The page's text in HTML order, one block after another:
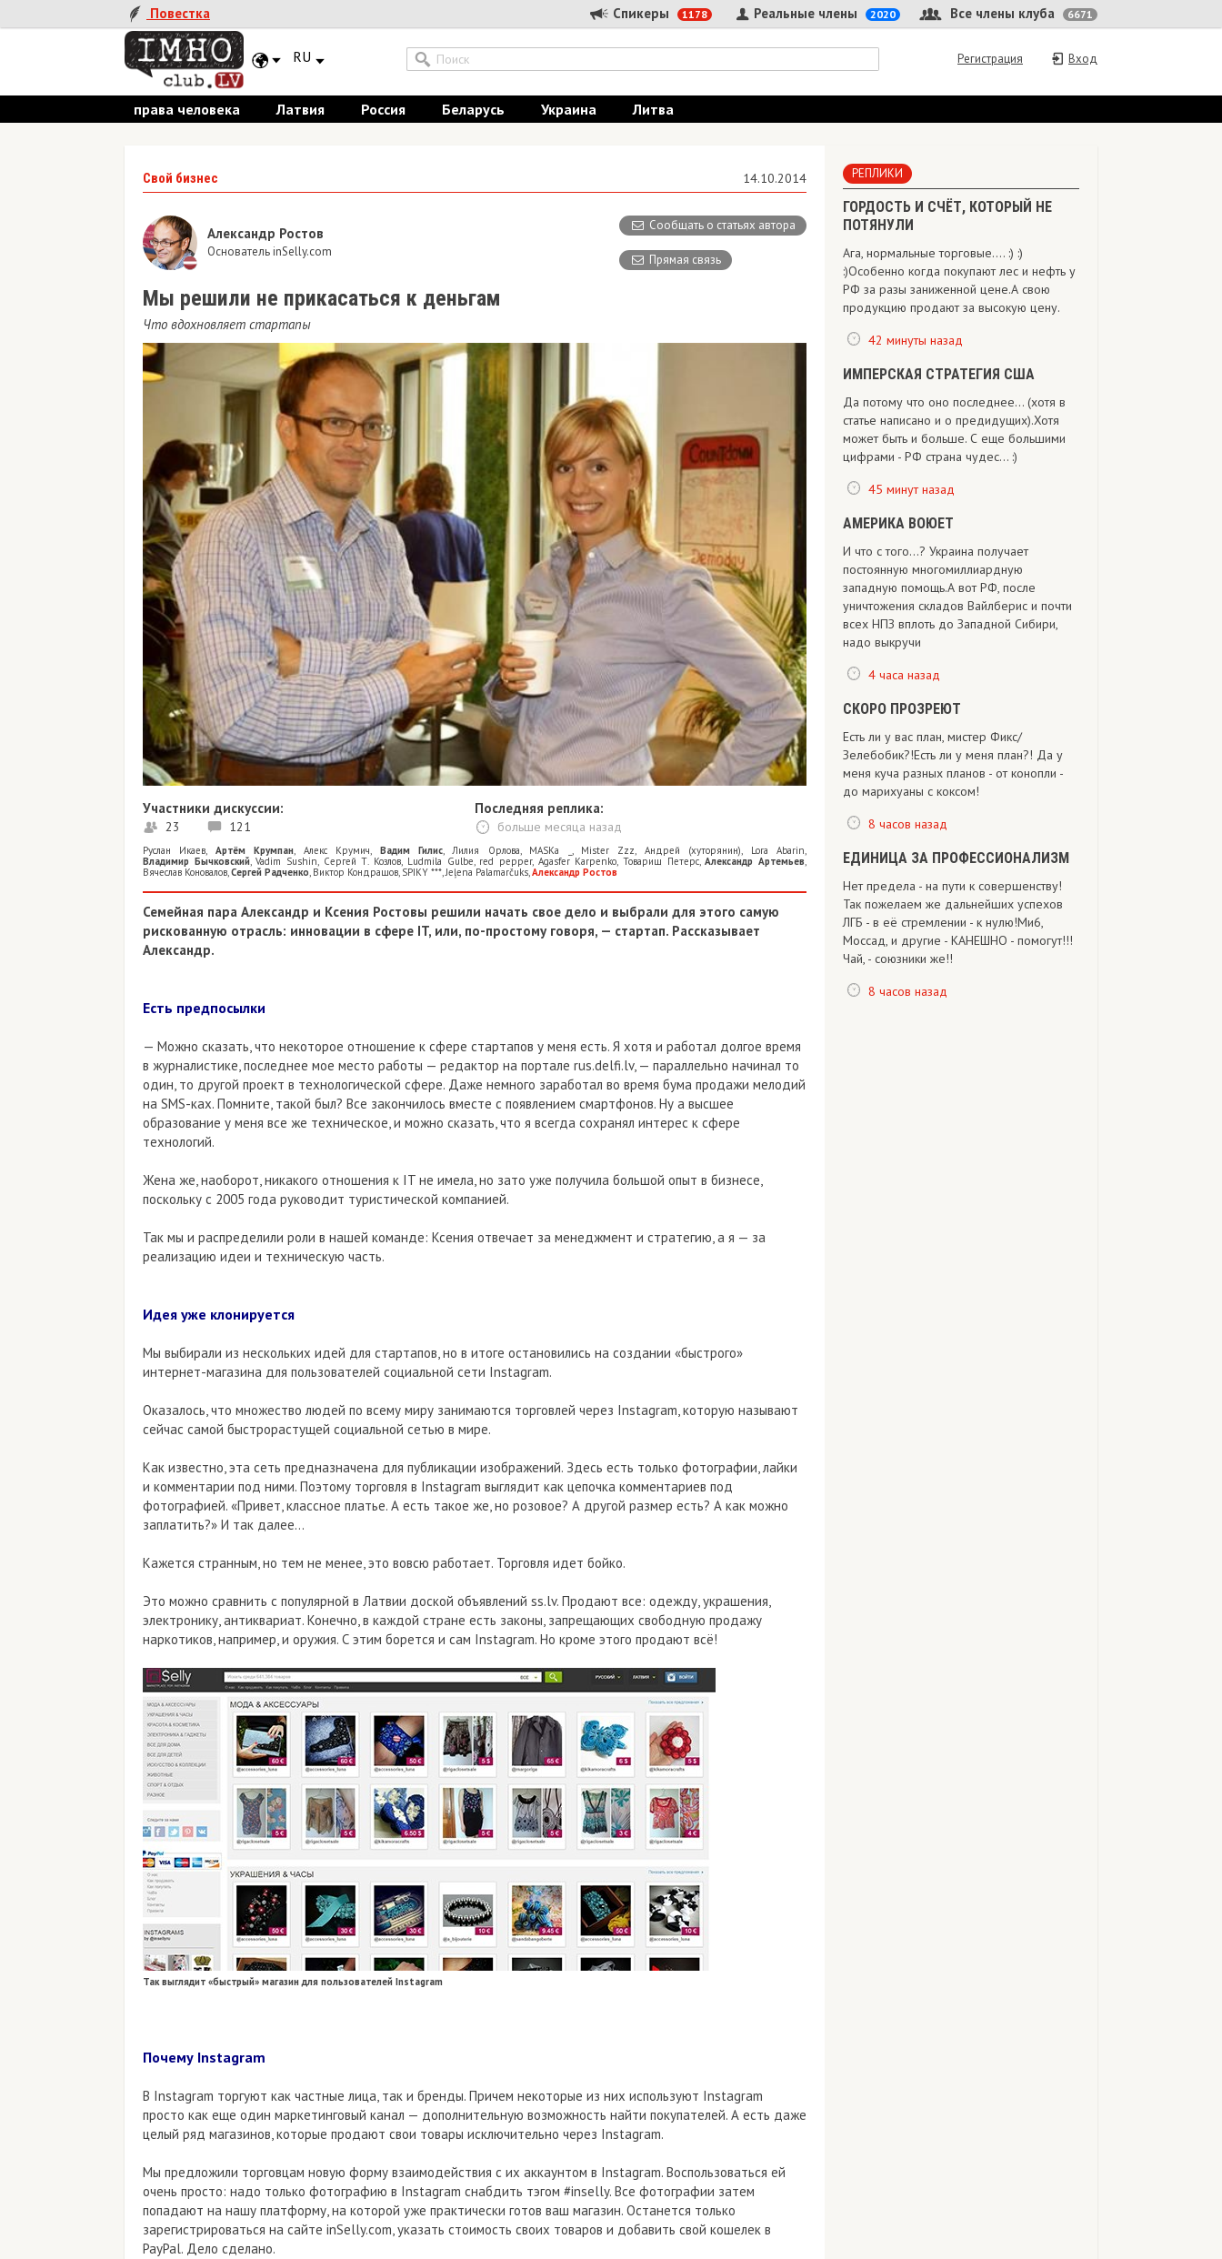
Повестка Спикеры 1178 Все члены клуба 6671
Реальные члены 2020
RU Вход
Регистрация
права человека Латвия Россия Беларусь Украина Литва
Свой бизнес 14.10.2014
Сообщать о статьях автора
Прямая связь
Александр Ростов
Основатель inSelly.com
Мы решили не прикасаться к деньгам
Что вдохновляет стартапы
Участники дискуссии:
23 121
Последняя реплика:
больше месяца назад
Руслан Икаев, Артём Крумпан, Алекс Крумич, Вадим Гилис,Лилия Орлова, MASKa _ , Mister Zzz, Андрей (хуторянин), Lora Abarin,
Владимир Бычковский,Vadim Sushin, Сергей Т. Козлов, Ludmila Gulbe, red pepper, Agasfer Karpenko, Товарищ Петерс,Александр Артемьев,
Вячеслав Коновалов,Сергей Радченко, Виктор Кондрашов, SPIKY ***,Jeļena Palamarčuks,Александр Ростов
Семейная пара Александр и Ксения Ростовы решили начать свое дело и выбрали для этого самую
рискованную отрасль: инновации в сфере IT, или, по-простому говоря, — стартап. Рассказывает
Александр.
Есть предпосылки
— Можно сказать, что некоторое отношение к сфере стартапов у меня есть. Я хотя и работал долгое время
в журналистике, последнее мое место работы — редактор на портале rus.delfi.lv, — параллельно начинал то
один, то другой проект в технологической сфере. Даже немного заработал во время бума продажи мелодий
на SMS-ках. Помните, такой был? Все закончилось вместе с появлением смартфонов. Ну а высшее
образование у меня все же техническое, и можно сказать, что я всегда сохранял интерес к сфере
технологий.
Жена же, наоборот, никакого отношения к IT не имела, но зато уже получила большой опыт в бизнесе,
поскольку с 2005 года руководит туристической компанией.
Так мы и распределили роли в нашей команде: Ксения отвечает за менеджмент и стратегию, а я — за
реализацию идеи и техническую часть.
Идея уже клонируется
Мы выбирали из нескольких идей для стартапов, но в итоге остановились на создании «быстрого»
интернет-магазина для пользователей социальной сети Instagram.
Оказалось, что множество людей по всему миру занимаются торговлей через Instagram, которую называют
сейчас самой быстрорастущей социальной сетью в мире.
Как известно, эта сеть предназначена для публикации изображений. Здесь есть только фотографии, лайки
и комментарии под ними. Поэтому торговля в Instagram выглядит как цепочка комментариев под
фотографией. «Привет, классное платье. А есть такое же, но розовое? А другой размер есть? А как можно
заплатить?» И так далее…
Кажется странным, но тем не менее, это вовсю работает. Торговля идет бойко.
Это можно сравнить с популярной в Латвии доской объявлений ss.lv. Продают все: одежду, украшения,
электронику, антиквариат. Конечно, в каждой стране есть законы, запрещающих свободную продажу
наркотиков, например, и оружия. С этим борется и сам Instagram. Но кроме этого продают всё!
Так выглядит «быстрый» магазин для пользователей Instagram
Почему Instagram
В Instagram торгуют как частные лица, так и бренды. Причем некоторые из них используют Instagram
просто как еще один маркетинговый канал — дополнительную возможность найти покупателей. А есть даже
целый ряд магазинов, которые продают свои товары исключительно через Instagram.
Мы предложили торговцам новую форму взаимодействия с их аккаунтом в Instagram. Воспользоваться ей
очень просто: надо только фотографию в Instagram снабдить тэгом #inselly. Все фотографии затем
попадают на нашу платформу, на которой уже практически готов ваш магазин. Останется только
зарегистрироваться на сайте inSelly.com, указать стоимость своих товаров и добавить свой кошелек в
PayPal. Дело сделано.
РЕПЛИКИ
ГОРДОСТЬ И СЧЁТ, КОТОРЫЙ НЕ
ПОТЯНУЛИ
Ага, нормальные торговые.... :) :)
:)Особенно когда покупают лес и нефть у
РФ за разы заниженной цене.А свою
продукцию продают за высокую цену.
42 минуты назад
ИМПЕРСКАЯ СТРАТЕГИЯ США
Да потому что оно последнее... (хотя в
статье написано и о предидущих).Хотя
может быть и больше. С еще большими
цифрами - РФ страна чудес... :)
45 минут назад
АМЕРИКА ВОЮЕТ
И что с того...? Украина получает
постоянную многомиллиардную
западную помощь.А вот РФ, после
уничтожения складов Вайлберис и почти
всех НПЗ вплоть до Западной Сибири,
надо выкручи
4 часа назад
СКОРО ПРОЗРЕЮТ
Есть ли у вас план, мистер Фикс/
Зелебобик?!Есть ли у меня план?! Да у
меня куча разных планов - от конопли -
до марихуаны с коксом!
8 часов назад
ЕДИНИЦА ЗА ПРОФЕССИОНАЛИЗМ
Нет предела - на пути к совершенству!
Так пожелаем же дальнейших успехов
ЛГБ - в её стремлении - к нулю!Ми6,
Моссад, и другие - КАНЕШНО - помогут!!!
Чай, - союзники же!!
8 часов назад